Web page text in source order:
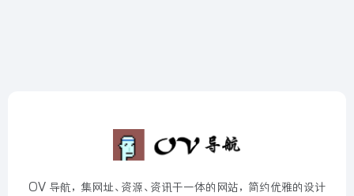
OV 导航，集网址、资源、资讯于一体的网站，简约优雅的设计